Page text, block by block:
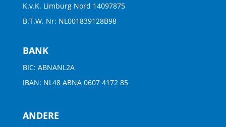
K.v.K. Limburg Nord 14097875
B.T.W. Nr: NL001839128B98
BANK
BIC: ABNANL2A
IBAN: NL48 ABNA 0607 4172 85
ANDERE